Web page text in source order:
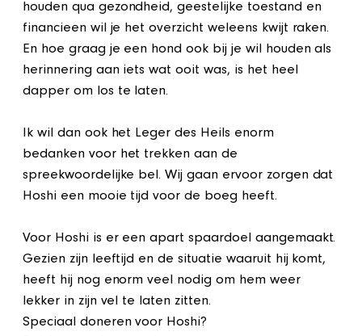
houden qua gezondheid, geestelijke toestand en
financieen wil je het overzicht weleens kwijt raken.
En hoe graag je een hond ook bij je wil houden als
herinnering aan iets wat ooit was, is het heel
dapper om los te laten.
Ik wil dan ook het Leger des Heils enorm
bedanken voor het trekken aan de
spreekwoordelijke bel. Wij gaan ervoor zorgen dat
Hoshi een mooie tijd voor de boeg heeft.
Voor Hoshi is er een apart spaardoel aangemaakt.
Gezien zijn leeftijd en de situatie waaruit hij komt,
heeft hij nog enorm veel nodig om hem weer
lekker in zijn vel te laten zitten.
Speciaal doneren voor Hoshi?